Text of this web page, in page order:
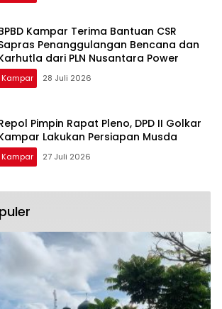
Kampar Terima Bantuan CSR
Penanggulangan Bencana dan
dari PLN Nusantara Power
Kampar 28 Juli 2026
Pimpin Rapat Pleno, DPD II Golkar
Lakukan Persiapan Musda
Kampar 27 Juli 2026